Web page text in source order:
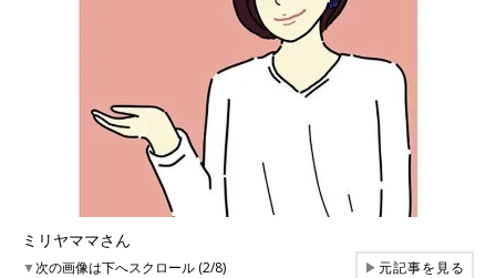
ミリヤママさん
▼次の画像は下へスクロール (2/8) ▶元記事を見る